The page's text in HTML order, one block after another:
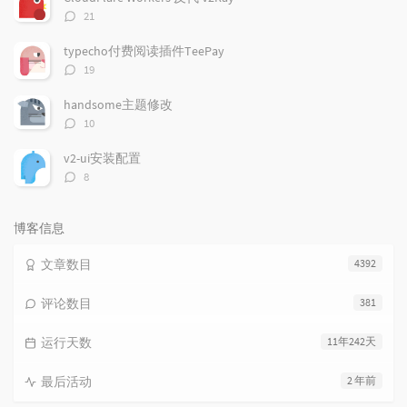
评
数：
21
typecho付费阅读插件TeePay
评
数：
19
handsome主题修改
评
数：
10
v2-ui安装配置
评
8
博客信息
4392
文章数目
381
评论数目
11年242天
运行天数
2 年前
最后活动